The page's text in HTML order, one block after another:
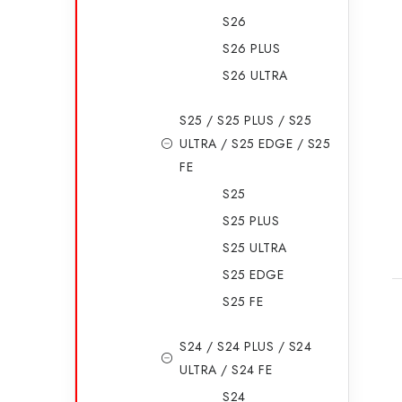
S26
S26 PLUS
S26 ULTRA
S25 / S25 PLUS / S25
ULTRA / S25 EDGE / S25
FE
S25
S25 PLUS
S25 ULTRA
S25 EDGE
S25 FE
S24 / S24 PLUS / S24
ULTRA / S24 FE
S24